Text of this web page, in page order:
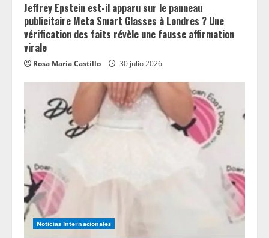
Jeffrey Epstein est-il apparu sur le panneau
publicitaire Meta Smart Glasses à Londres ? Une
vérification des faits révèle une fausse affirmation
virale
Rosa María Castillo 30 julio 2026
Noticias Internacionales